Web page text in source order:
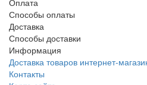
Оплата
Способы оплаты
Доставка
Способы доставки
Информация
Доставка товаров интернет-
Контакты